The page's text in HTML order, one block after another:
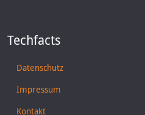
Techfacts
Datenschutz
Impressum
Kontakt